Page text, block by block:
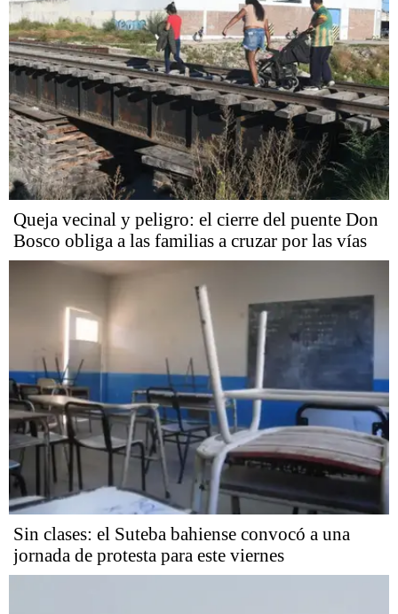
Queja vecinal y peligro: el cierre del puente Don
Bosco obliga a las familias a cruzar por las vías
Sin clases: el Suteba bahiense convocó a una
jornada de protesta para este viernes